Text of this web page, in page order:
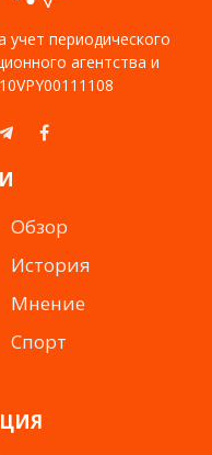
учет периодического
агентства и
TelegramFacebook
Обзор
История
Мнение
Спорт